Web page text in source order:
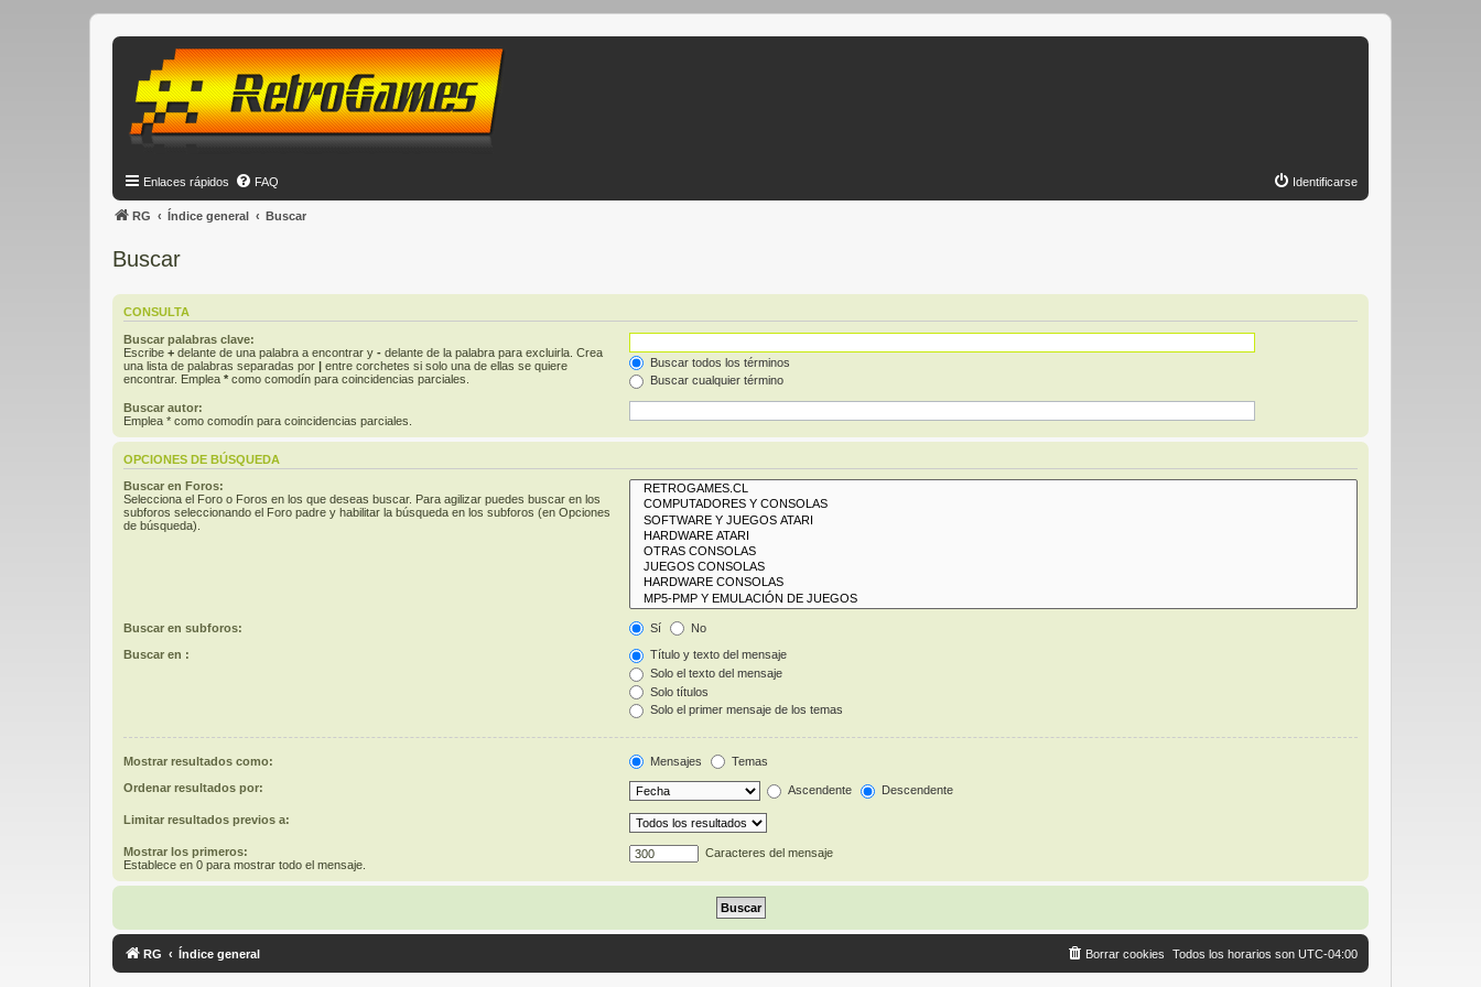
Enlaces rápidos FAQ Identificarse
RG Índice general Buscar
Buscar
CONSULTA
Buscar palabras clave:
Escribe + delante de una palabra a encontrar y - delante de la palabra para excluirla. Crea
una lista de palabras separadas por | entre corchetes si solo una de ellas se quiere
encontrar. Emplea * como comodín para coincidencias parciales.
Buscar todos los términos
Buscar cualquier término
Buscar autor:
Emplea * como comodín para coincidencias parciales.
OPCIONES DE BÚSQUEDA
Buscar en Foros:
Selecciona el Foro o Foros en los que deseas buscar. Para agilizar puedes buscar en los
subforos seleccionando el Foro padre y habilitar la búsqueda en los subforos (en Opciones
de búsqueda).
Buscar en subforos: Sí No
Buscar en :
Título y texto del mensaje
Solo el texto del mensaje
Solo títulos
Solo el primer mensaje de los temas
Mostrar resultados como: Mensajes Temas
Ordenar resultados por: Ascendente Descendente
Limitar resultados previos a:
Mostrar los primeros:
Establece en 0 para mostrar todo el mensaje.
Caracteres del mensaje
RG Índice general Todos los horarios son UTC-04:00
Borrar cookies